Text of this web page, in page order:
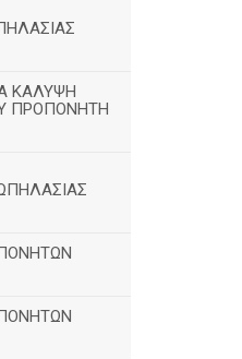
ΚΑΛΥΨΗ
ΠΡΟΠΟΝΗΤΗ